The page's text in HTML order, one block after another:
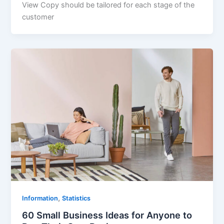
View Copy should be tailored for each stage of the
customer
Information,Statistics
60 Small Business Ideas for Anyone to